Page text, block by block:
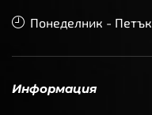
Понеделник - Петък
Информация